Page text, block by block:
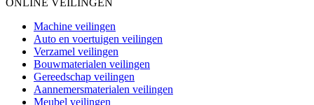
Machine veilingen
Auto en voertuigen veilingen
Verzamel veilingen
Bouwmaterialen veilingen
Gereedschap veilingen
Aannemersmaterialen veilingen
Meubel veilingen